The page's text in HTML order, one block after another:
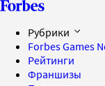
Рубрики
Forbes Games
Рейтинги
Франшизы